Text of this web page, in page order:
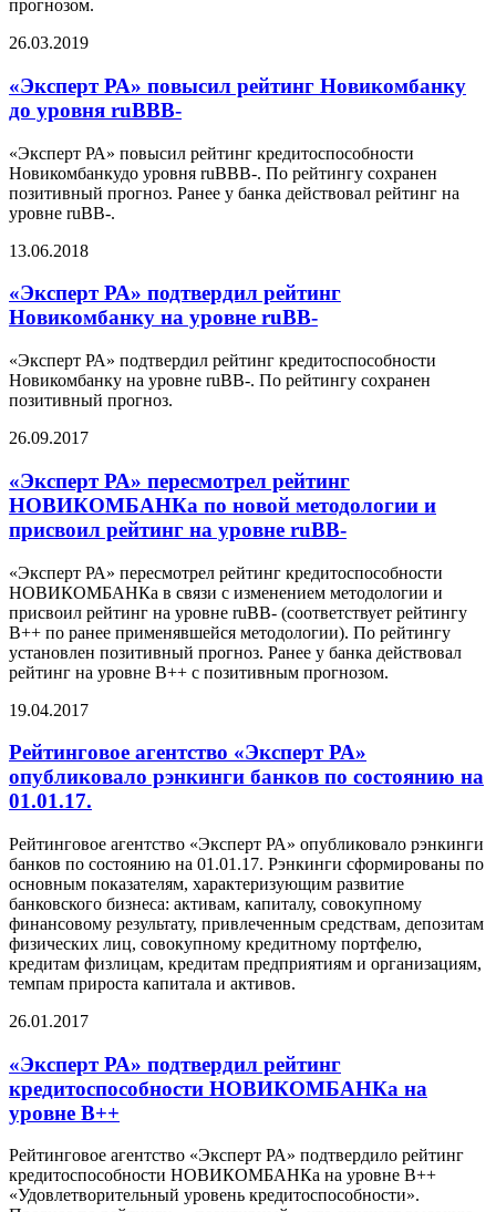
прогнозом.
26.03.2019
«Эксперт РА» повысил рейтинг Новикомбанку
до уровня ruВВВ-
«Эксперт РА» повысил рейтинг кредитоспособности
Новикомбанкудо уровня ruВВВ-. По рейтингу сохранен
позитивный прогноз. Ранее у банка действовал рейтинг на
уровне ruBB-.
13.06.2018
«Эксперт РА» подтвердил рейтинг
Новикомбанку на уровне ruВВ-
«Эксперт РА» подтвердил рейтинг кредитоспособности
Новикомбанку на уровне ruВВ-. По рейтингу сохранен
позитивный прогноз.
26.09.2017
«Эксперт РА» пересмотрел рейтинг
НОВИКОМБАНКа по новой методологии и
присвоил рейтинг на уровне ruВВ-
«Эксперт РА» пересмотрел рейтинг кредитоспособности
НОВИКОМБАНКа в связи с изменением методологии и
присвоил рейтинг на уровне ruВВ- (соответствует рейтингу
B++ по ранее применявшейся методологии). По рейтингу
установлен позитивный прогноз. Ранее у банка действовал
рейтинг на уровне В++ с позитивным прогнозом.
19.04.2017
Рейтинговое агентство «Эксперт РА»
опубликовало рэнкинги банков по состоянию на
01.01.17.
Рейтинговое агентство «Эксперт РА» опубликовало рэнкинги
банков по состоянию на 01.01.17. Рэнкинги сформированы по
основным показателям, характеризующим развитие
банковского бизнеса: активам, капиталу, совокупному
финансовому результату, привлеченным средствам, депозитам
физических лиц, совокупному кредитному портфелю,
кредитам физлицам, кредитам предприятиям и организациям,
темпам прироста капитала и активов.
26.01.2017
«Эксперт РА» подтвердил рейтинг
кредитоспособности НОВИКОМБАНКа на
уровне В++
Рейтинговое агентство «Эксперт РА» подтвердило рейтинг
кредитоспособности НОВИКОМБАНКа на уровне В++
«Удовлетворительный уровень кредитоспособности».